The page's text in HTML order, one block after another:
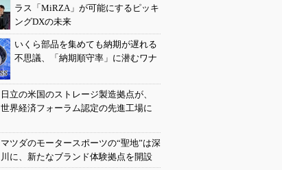
ラス「MiRZA」が可能にするピッキ
ングDXの未来
いくら部品を集めても納期が遅れる
不思議、「納期順守率」に潜むワナ
日立の米国のストレージ製造拠点が、
世界経済フォーラム認定の先進工場に
マツダのモータースポーツの“聖地”は深
川に、新たなブランド体験拠点を開設